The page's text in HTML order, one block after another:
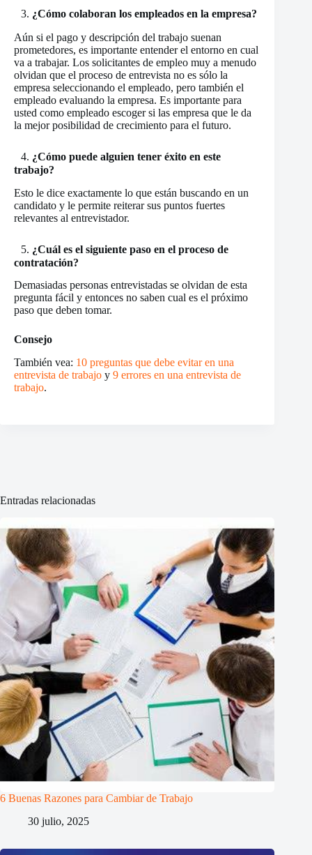
3. ¿Cómo colaboran los empleados en la empresa?
Aún si el pago y descripción del trabajo suenan
prometedores, es importante entender el entorno en cual
va a trabajar. Los solicitantes de empleo muy a menudo
olvidan que el proceso de entrevista no es sólo la
empresa seleccionando el empleado, pero también el
empleado evaluando la empresa. Es importante para
usted como empleado escoger si las empresa que le da
la mejor posibilidad de crecimiento para el futuro.
4. ¿Cómo puede alguien tener éxito en este
trabajo?
Esto le dice exactamente lo que están buscando en un
candidato y le permite reiterar sus puntos fuertes
relevantes al entrevistador.
5. ¿Cuál es el siguiente paso en el proceso de
contratación?
Demasiadas personas entrevistadas se olvidan de esta
pregunta fácil y entonces no saben cual es el próximo
paso que deben tomar.
Consejo
También vea: 10 preguntas que debe evitar en una
entrevista de trabajo y 9 errores en una entrevista de
trabajo.
Entradas relacionadas
6 Buenas Razones para Cambiar de Trabajo
30 julio, 2025